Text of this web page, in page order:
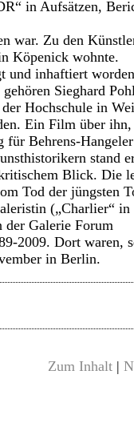
in Aufsätzen,
war. Zu den
Köpenick wohnte.
und inhaftiert
Sieghard
Hochschule in
Ein Film über ihn,
für Behrens-
stand
Blick. Die
Tod der jüngsten
(„Charlier“ in
der Galerie Forum
2009. Dort waren,
in Berlin.
Zum Inhalt |